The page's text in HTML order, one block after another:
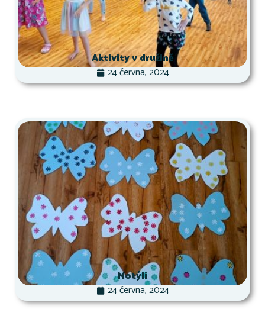
Aktivity v družině
24 června, 2024
Motýli
24 června, 2024